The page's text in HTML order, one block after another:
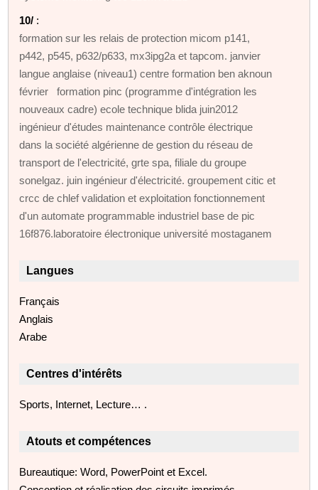
10/ :
formation sur les relais de protection micom p141,
p442, p545, p632/p633, mx3ipg2a et tapcom. janvier
langue anglaise (niveau1) centre formation ben aknoun
février formation pinc (programme d'intégration les
nouveaux cadre) ecole technique blida juin2012
ingénieur d'études maintenance contrôle électrique
dans la société algérienne de gestion du réseau de
transport de l'electricité, grte spa, filiale du groupe
sonelgaz. juin ingénieur d'électricité. groupement citic et
crcc de chlef validation et exploitation fonctionnement
d'un automate programmable industriel base de pic
16f876.laboratoire électronique université mostaganem
Langues
Français
Anglais
Arabe
Centres d'intérêts
Sports, Internet, Lecture… .
Atouts et compétences
Bureautique: Word, PowerPoint et Excel.